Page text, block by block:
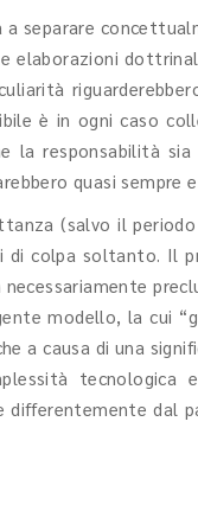
separare
elaborazioni
è in ogni caso
la responsabilità
quasi sempre
(salvo il
di colpa soltanto. Il
modello, la cui
a causa di una
tecnologica e
dal